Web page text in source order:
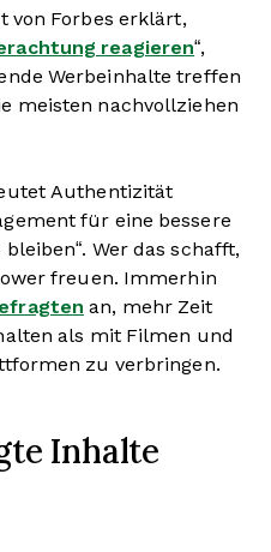
von Forbes erklärt,
reagieren“,
Werbeinhalte treffen
meisten nachvollziehen
Authentizität
für eine bessere
Wer das schafft,
freuen. Immerhin
an, mehr Zeit
als mit Filmen und
zu verbringen.
Inhalte